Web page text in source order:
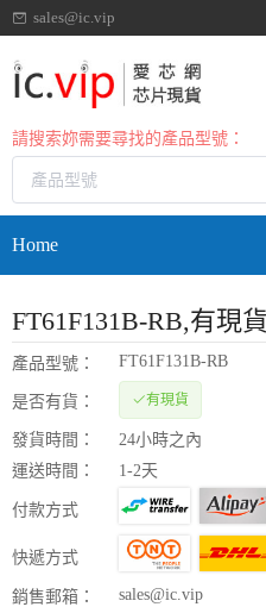
sales@ic.vip
請搜索妳需要尋找的產品型號：
Home
FT61F131B-RB,有現
產品型號： FT61F131B-RB
是否有貨： 有現貨
發貨時間：
24小時之內
運送時間：
1-2天
付款方式
快遞方式
銷售郵箱：
sales@ic.vip